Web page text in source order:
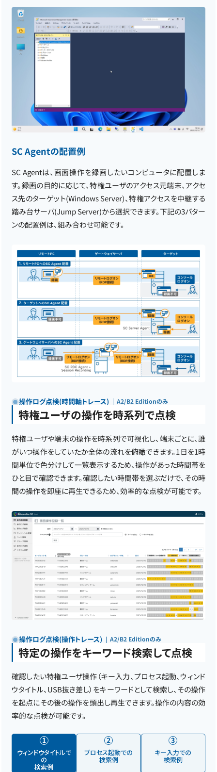
SC Agentの配置例
SC Agentは、画面操作を録画したいコンピュータに配置しま
す。録画の目的に応じて、特権ユーザのアクセス元端末、アクセ
ス先のターゲット(Windows Server)、特権アクセスを中継する
踏み台サーバ(Jump Server)から選択できます。下記の3パター
ンの配置例は、組み合わせ可能です。
操作ログ点検(時間軸トレース) A2/B2 Editionのみ
特権ユーザの操作を時系列で点検
特権ユーザや端末の操作を時系列で可視化し、端末ごとに、誰
がいつ操作をしていたか全体の流れを俯瞰できます。1日を1時
間単位で色分けして一覧表示するため、操作があった時間帯を
ひと目で確認できます。確認したい時間帯を選ぶだけで、その時
間の操作を即座に再生できるため、効率的な点検が可能です。
操作ログ点検(操作トレース) A2/B2 Editionのみ
特定の操作をキーワード検索して点検
確認したい特権ユーザ操作（キー入力、プロセス起動、ウィンド
ウタイトル、USB抜き差し）をキーワードとして検索し、その操作
を起点にその後の操作を頭出し再生できます。操作の内容の効
率的な点検が可能です。
1
ウィンドウタイトルで
の
検索例
2
プロセス起動での
検索例
3
キー入力での
検索例